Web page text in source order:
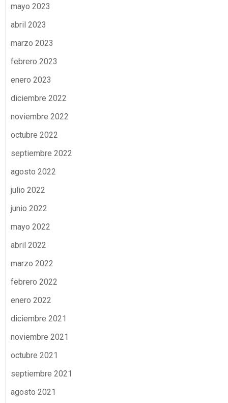
mayo 2023
abril 2023
marzo 2023
febrero 2023
enero 2023
diciembre 2022
noviembre 2022
octubre 2022
septiembre 2022
agosto 2022
julio 2022
junio 2022
mayo 2022
abril 2022
marzo 2022
febrero 2022
enero 2022
diciembre 2021
noviembre 2021
octubre 2021
septiembre 2021
agosto 2021